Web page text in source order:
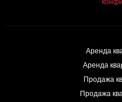
Аренда
Аренда
Продажа
Продажа